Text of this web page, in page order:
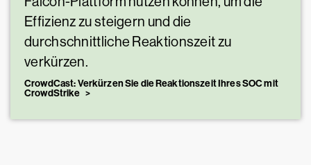
Effizienz zu steigern und die
durchschnittliche Reaktionszeit zu
verkürzen.
CrowdCast: Verkürzen Sie die Reaktionszeit Ihres SOC mit
CrowdStrike